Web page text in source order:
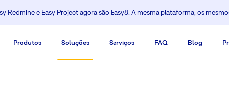
Redmine e Easy Project agora são Easy8. A mesma plataforma, os
Produtos Soluções Serviços FAQ Blog